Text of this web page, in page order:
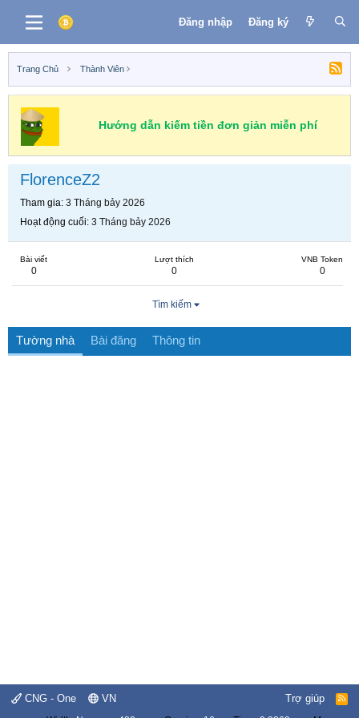
Đăng nhập Đăng ký
Trang Chủ Thành Viên
Hướng dẫn kiếm tiền đơn giản miễn phí
FlorenceZ2
Tham gia 3 Tháng bảy 2026
Hoạt động cuối 3 Tháng bảy 2026
Bài viết
0
Lượt thích
0
VNB Token
0
Tìm kiếm
Tường nhà Bài đăng Thông tin
CNG - One VN Trợ giúp
R